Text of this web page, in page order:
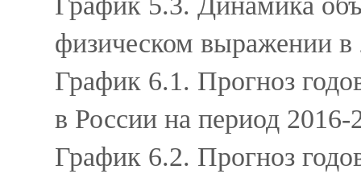
физическом выражении
График 6.1. Прогноз
в России на период
График 6.2. Прогноз